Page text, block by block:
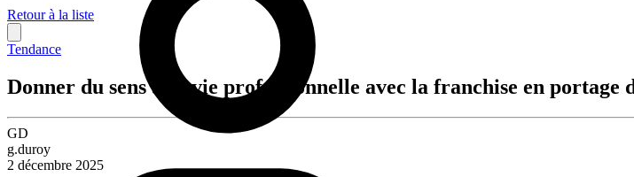
Retour à la liste
Tendance
Donner du sens à sa vie professionnelle avec la franchise en portage
GD
g.duroy
2 décembre 2025